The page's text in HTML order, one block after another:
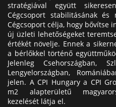
stratégiával együtt
Cégcsoport stabilitásának és
Cégcsoport célja, hogy bővítse
új üzleti lehetőségeket
értékét növelje. Ennek a
a bérlőkkel történő
Jelenleg Csehországban,
Lengyelországban,
jelen. A CPI Hungary a CPI
m2 alapterületű
kezelését látja el.